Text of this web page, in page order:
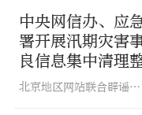
造灾难事故、
慌。针对本地
构歪曲等方式
情况，发布耸
中央网信办、应
署开展汛期灾害
良信息集中清理
北京地区网站联合辟谣平台